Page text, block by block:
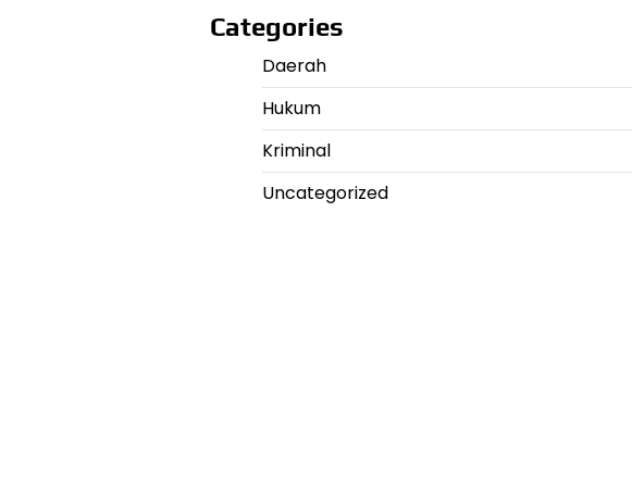
Categories
Daerah
Hukum
Kriminal
Uncategorized